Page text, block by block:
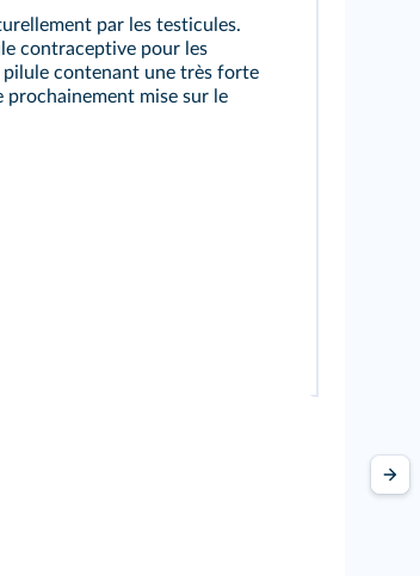
par les testicules.
contraceptive pour les
pilule contenant une très forte
mise sur le